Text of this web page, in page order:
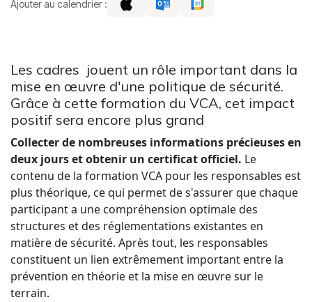
Ajouter au calendrier :
Les cadres jouent un rôle important dans la
mise en œuvre d'une politique de sécurité.
Grâce à cette formation du VCA, cet impact
positif sera encore plus grand
Collecter de nombreuses informations précieuses en
deux jours et obtenir un certificat officiel. Le
contenu de la formation VCA pour les responsables est
plus théorique, ce qui permet de s'assurer que chaque
participant a une compréhension optimale des
structures et des réglementations existantes en
matière de sécurité. Après tout, les responsables
constituent un lien extrêmement important entre la
prévention en théorie et la mise en œuvre sur le
terrain.